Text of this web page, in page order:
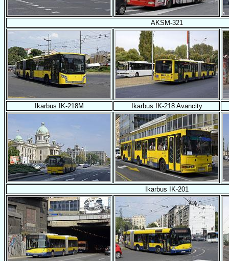
AKSM-321
Ikarbus IK-218M Ikarbus IK-218 Avancity
Ikarbus IK-201